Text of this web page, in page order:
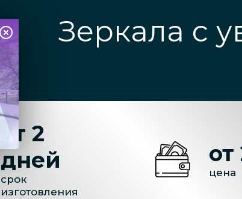
Зеркала с
от 2
дней
срок
изготовления
цена